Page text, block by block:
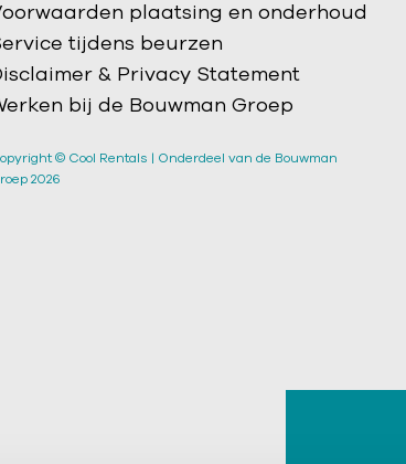
plaatsing en onderhoud
tijdens beurzen
& Privacy Statement
bij de Bouwman Groep
© Cool Rentals | Onderdeel van de Bouwman
2026